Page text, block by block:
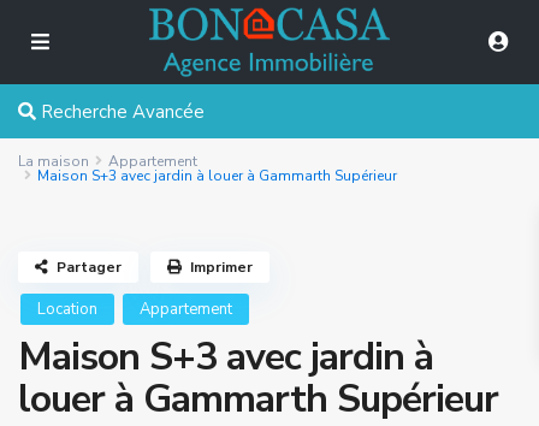
Recherche Avancée
La maison Appartement
Maison S+3 avec jardin à louer à Gammarth Supérieur
Location Appartement
Maison S+3 avec jardin à
louer à Gammarth Supérieur
Partager Imprimer